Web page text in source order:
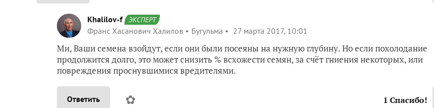
Khalilov-f ЭКСПЕРТ
Франс Хасанович Халилов Бугульма 27 марта 2017, 10:01
Ми, Ваши семена взойдут, если они были посеяны на нужную глубину. Но если похолодание
продолжится долго, это может снизить % всхожести семян, за счёт гниения некоторых, или
повреждения проснувшимися вредителями.
Ответить ✿ 1 Спасибо!